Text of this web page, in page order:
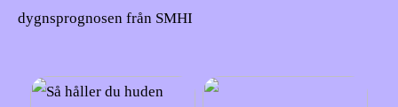
dygnsprognosen från SMHI